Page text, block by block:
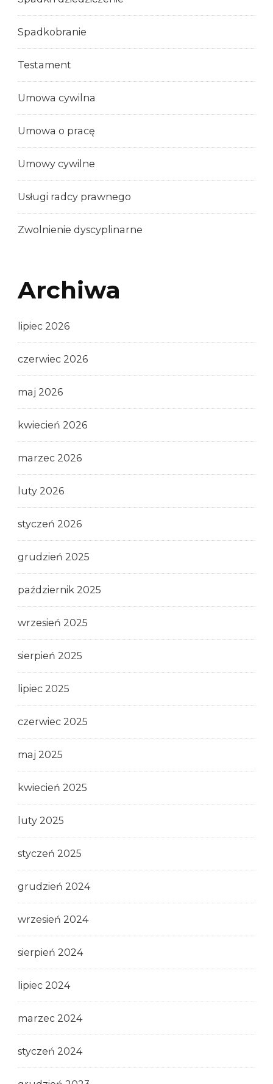
Spadkobranie
Testament
Umowa cywilna
Umowa o pracę
Umowy cywilne
Usługi radcy prawnego
Zwolnienie dyscyplinarne
Archiwa
lipiec 2026
czerwiec 2026
maj 2026
kwiecień 2026
marzec 2026
luty 2026
styczeń 2026
grudzień 2025
październik 2025
wrzesień 2025
sierpień 2025
lipiec 2025
czerwiec 2025
maj 2025
kwiecień 2025
luty 2025
styczeń 2025
grudzień 2024
wrzesień 2024
sierpień 2024
lipiec 2024
marzec 2024
styczeń 2024